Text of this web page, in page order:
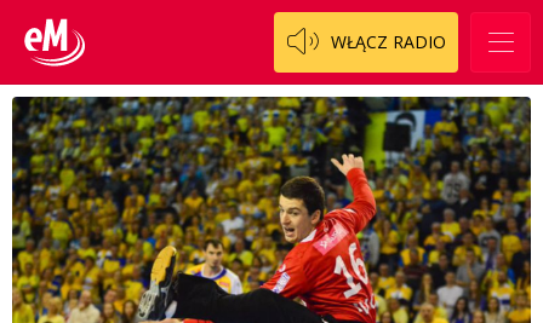
WŁĄCZ RADIO